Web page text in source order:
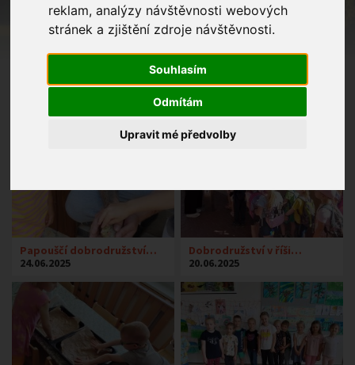
reklam, analýzy návštěvnosti webových
stránek a zjištění zdroje návštěvnosti.
Souhlasím
Odmítám
Upravit mé předvolby
Papouščí dobrodružství…
24.06.2025
Dobrodružství v říši…
20.06.2025